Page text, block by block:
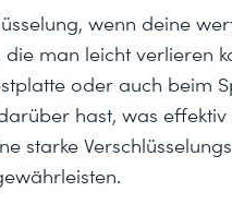
wenn deine
man leicht verlieren
oder auch beim
hast, was
starke